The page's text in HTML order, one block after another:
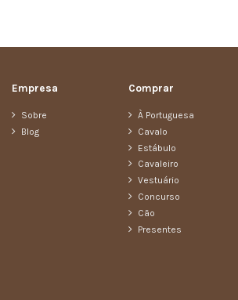
Empresa
Sobre
Blog
Comprar
À Portuguesa
Cavalo
Estábulo
Cavaleiro
Vestuário
Concurso
Cão
Presentes